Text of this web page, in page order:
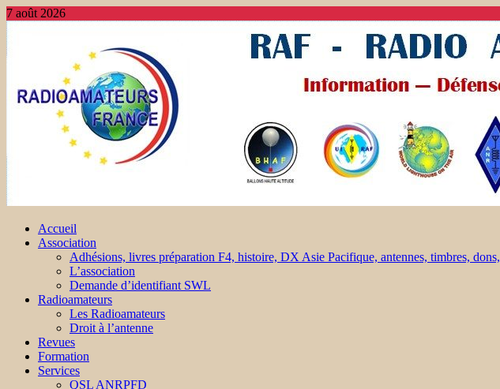
7 août 2026
Accueil
Association
Adhésions, livres préparation F4, histoire, DX Asie Pacifique, antennes, timbres, dons,
L’association
Demande d’identifiant SWL
Radioamateurs
Les Radioamateurs
Droit à l’antenne
Revues
Formation
Services
QSL ANRPFD